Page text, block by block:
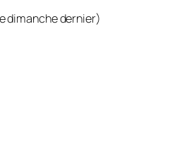
dimanche dernier)